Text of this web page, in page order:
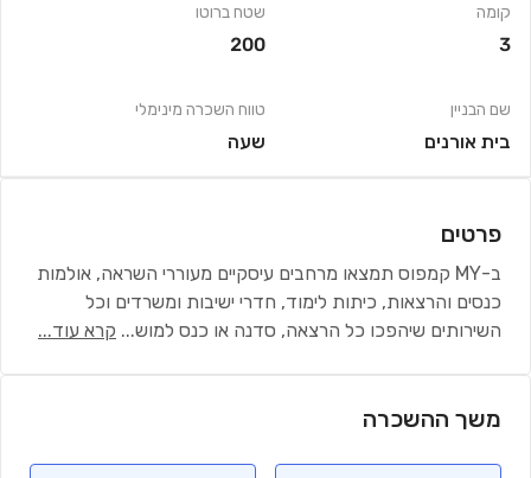
קומה
3
שם הבניין
בית אורנים
שטח ברוטו
200
טווח השכרה מינימלי
שעה
פרטים
ב-MY קמפוס תמצאו מרחבים עיסקיים מעוררי השראה, אולמות
כנסים והרצאות, כיתות לימוד, חדרי ישיבות ומשרדים וכל
השירותים שיהפכו כל הרצאה, סדנה או כנס למוש... קרא עוד...
משך ההשכרה